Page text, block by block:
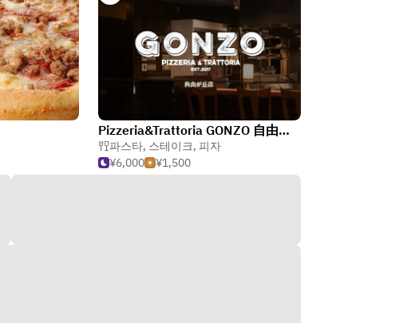
Pizzeria&Trattoria GONZO 自由が丘店
파스타, 스테이크, 피자
¥6,000
¥1,500